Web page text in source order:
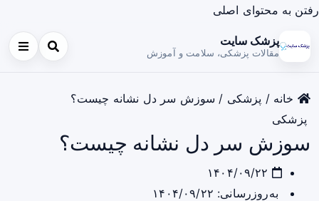
رفتن به محتوای اصلی
پزشک سایت
مقالات پزشکی، سلامت و آموزش
خانه / پزشکی / سوزش سر دل نشانه چیست؟
پزشکی
سوزش سر دل نشانه چیست؟
به‌روزرسانی: ۱۴۰۴/۰۹/۲۲